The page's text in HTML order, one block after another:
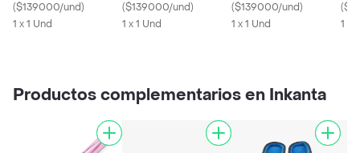
($139000/und)
1 x 1 Und
($139000/und)
1 x 1 Und
($139000/und)
1 x 1 Und
(
1 x
Productos complementarios en Inkanta